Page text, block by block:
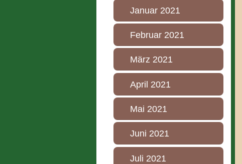
Januar 2021
Februar 2021
März 2021
April 2021
Mai 2021
Juni 2021
Juli 2021